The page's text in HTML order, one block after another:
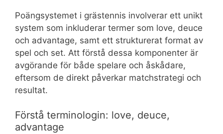
Poängsystemet i grästennis involverar ett unikt
system som inkluderar termer som love, deuce
och advantage, samt ett strukturerat format av
spel och set. Att förstå dessa komponenter är
avgörande för både spelare och åskådare,
eftersom de direkt påverkar matchstrategi och
resultat.
Förstå terminologin: love, deuce,
advantage